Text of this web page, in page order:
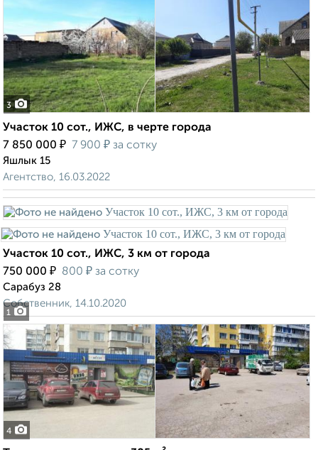
3
Участок 10 сот., ИЖС, в черте города
7 850 000 ₽ 7 900 ₽ за сотку
Яшлык 15
Агентство, 16.03.2022
1
Участок 10 сот., ИЖС, 3 км от города
750 000 ₽ 800 ₽ за сотку
Сарабуз 28
Собственник, 14.10.2020
4